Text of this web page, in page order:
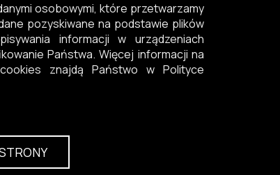
osobowymi, które przetwarzamy
pozyskiwane na podstawie plików
informacji w urządzeniach
Państwa. Więcej informacji na
znajdą Państwo w Polityce